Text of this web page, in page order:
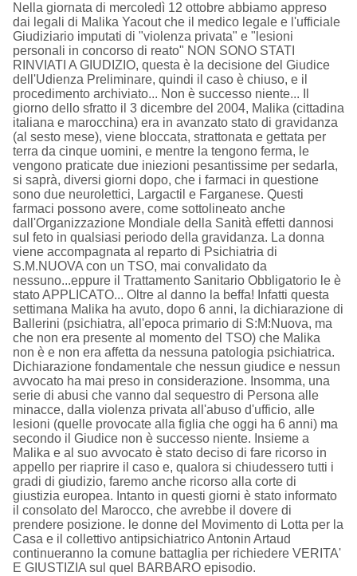
Nella giornata di mercoledì 12 ottobre abbiamo appreso
dai legali di Malika Yacout che il medico legale e l'ufficiale
Giudiziario imputati di "violenza privata" e "lesioni
personali in concorso di reato" NON SONO STATI
RINVIATI A GIUDIZIO, questa è la decisione del Giudice
dell'Udienza Preliminare, quindi il caso è chiuso, e il
procedimento archiviato... Non è successo niente... Il
giorno dello sfratto il 3 dicembre del 2004, Malika (cittadina
italiana e marocchina) era in avanzato stato di gravidanza
(al sesto mese), viene bloccata, strattonata e gettata per
terra da cinque uomini, e mentre la tengono ferma, le
vengono praticate due iniezioni pesantissime per sedarla,
si saprà, diversi giorni dopo, che i farmaci in questione
sono due neurolettici, Largactil e Farganese. Questi
farmaci possono avere, come sottolineato anche
dall'Organizzazione Mondiale della Sanità effetti dannosi
sul feto in qualsiasi periodo della gravidanza. La donna
viene accompagnata al reparto di Psichiatria di
S.M.NUOVA con un TSO, mai convalidato da
nessuno...eppure il Trattamento Sanitario Obbligatorio le è
stato APPLICATO... Oltre al danno la beffa! Infatti questa
settimana Malika ha avuto, dopo 6 anni, la dichiarazione di
Ballerini (psichiatra, all'epoca primario di S:M:Nuova, ma
che non era presente al momento del TSO) che Malika
non è e non era affetta da nessuna patologia psichiatrica.
Dichiarazione fondamentale che nessun giudice e nessun
avvocato ha mai preso in considerazione. Insomma, una
serie di abusi che vanno dal sequestro di Persona alle
minacce, dalla violenza privata all'abuso d'ufficio, alle
lesioni (quelle provocate alla figlia che oggi ha 6 anni) ma
secondo il Giudice non è successo niente. Insieme a
Malika e al suo avvocato è stato deciso di fare ricorso in
appello per riaprire il caso e, qualora si chiudessero tutti i
gradi di giudizio, faremo anche ricorso alla corte di
giustizia europea. Intanto in questi giorni è stato informato
il consolato del Marocco, che avrebbe il dovere di
prendere posizione. le donne del Movimento di Lotta per la
Casa e il collettivo antipsichiatrico Antonin Artaud
continueranno la comune battaglia per richiedere VERITA'
E GIUSTIZIA sul quel BARBARO episodio.